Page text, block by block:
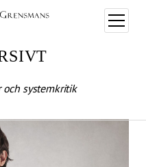
öppna
meny
och systemkritik